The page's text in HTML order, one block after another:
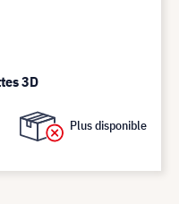
3D
Plus disponible